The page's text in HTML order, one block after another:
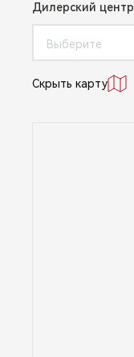
Дилерский центр
Выберите
Скрыть карту